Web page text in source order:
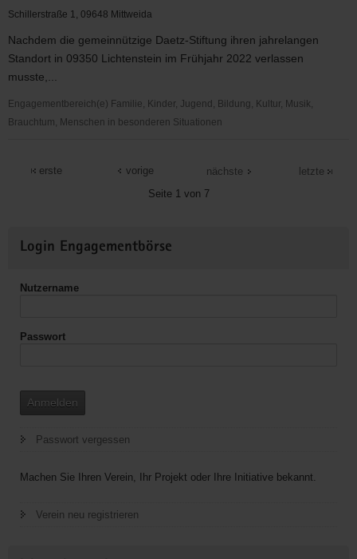
Mittweida
Schillerstraße 1, 09648 Mittweida
Nachdem die gemeinnützige Daetz-Stiftung ihren jahrelangen
Standort in 09350 Lichtenstein im Frühjahr 2022 verlassen
musste,...
Engagementbereich(e) Familie, Kinder, Jugend, Bildung, Kultur, Musik,
Brauchtum, Menschen in besonderen Situationen
e.V.
erste
vorige
Seite 1 von 7
nächste letzte
Informationen
Login Engagementbörse
Nutzername
Passwort
Anmelden
Passwort vergessen
Machen Sie Ihren Verein, Ihr Projekt oder Ihre Initiative bekannt.
Verein neu registrieren